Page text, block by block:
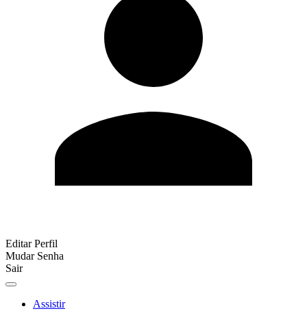
Editar Perfil
Mudar Senha
Sair
Assistir